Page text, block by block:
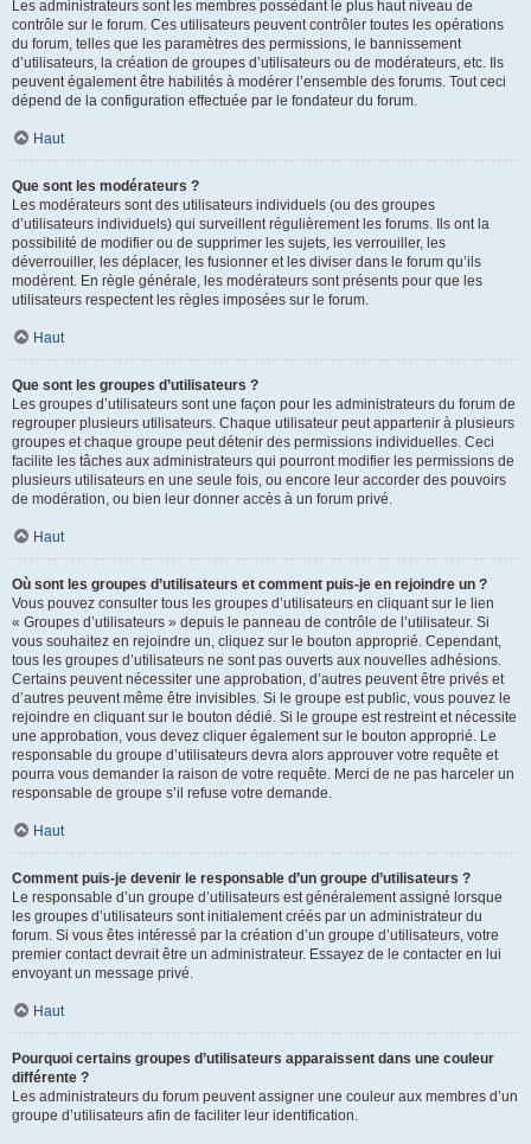
Les administrateurs sont les membres possédant le plus haut niveau de
contrôle sur le forum. Ces utilisateurs peuvent contrôler toutes les opérations
du forum, telles que les paramètres des permissions, le bannissement
d’utilisateurs, la création de groupes d’utilisateurs ou de modérateurs, etc. Ils
peuvent également être habilités à modérer l’ensemble des forums. Tout ceci
dépend de la configuration effectuée par le fondateur du forum.
Haut
Que sont les modérateurs ?
Les modérateurs sont des utilisateurs individuels (ou des groupes
d’utilisateurs individuels) qui surveillent régulièrement les forums. Ils ont la
possibilité de modifier ou de supprimer les sujets, les verrouiller, les
déverrouiller, les déplacer, les fusionner et les diviser dans le forum qu’ils
modèrent. En règle générale, les modérateurs sont présents pour que les
utilisateurs respectent les règles imposées sur le forum.
Haut
Que sont les groupes d’utilisateurs ?
Les groupes d’utilisateurs sont une façon pour les administrateurs du forum de
regrouper plusieurs utilisateurs. Chaque utilisateur peut appartenir à plusieurs
groupes et chaque groupe peut détenir des permissions individuelles. Ceci
facilite les tâches aux administrateurs qui pourront modifier les permissions de
plusieurs utilisateurs en une seule fois, ou encore leur accorder des pouvoirs
de modération, ou bien leur donner accès à un forum privé.
Haut
Où sont les groupes d’utilisateurs et comment puis-je en rejoindre un ?
Vous pouvez consulter tous les groupes d’utilisateurs en cliquant sur le lien
« Groupes d’utilisateurs » depuis le panneau de contrôle de l’utilisateur. Si
vous souhaitez en rejoindre un, cliquez sur le bouton approprié. Cependant,
tous les groupes d’utilisateurs ne sont pas ouverts aux nouvelles adhésions.
Certains peuvent nécessiter une approbation, d’autres peuvent être privés et
d’autres peuvent même être invisibles. Si le groupe est public, vous pouvez le
rejoindre en cliquant sur le bouton dédié. Si le groupe est restreint et nécessite
une approbation, vous devez cliquer également sur le bouton approprié. Le
responsable du groupe d’utilisateurs devra alors approuver votre requête et
pourra vous demander la raison de votre requête. Merci de ne pas harceler un
responsable de groupe s’il refuse votre demande.
Haut
Comment puis-je devenir le responsable d’un groupe d’utilisateurs ?
Le responsable d’un groupe d’utilisateurs est généralement assigné lorsque
les groupes d’utilisateurs sont initialement créés par un administrateur du
forum. Si vous êtes intéressé par la création d’un groupe d’utilisateurs, votre
premier contact devrait être un administrateur. Essayez de le contacter en lui
envoyant un message privé.
Haut
Pourquoi certains groupes d’utilisateurs apparaissent dans une couleur
différente ?
Les administrateurs du forum peuvent assigner une couleur aux membres d’un
groupe d’utilisateurs afin de faciliter leur identification.